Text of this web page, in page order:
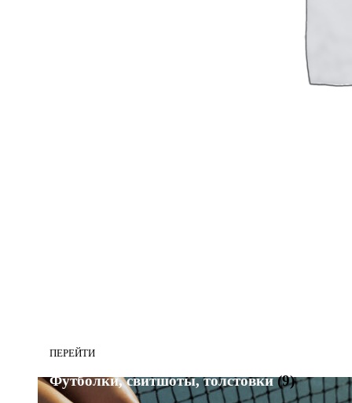
Футболки, свитшоты, толстовки(9)